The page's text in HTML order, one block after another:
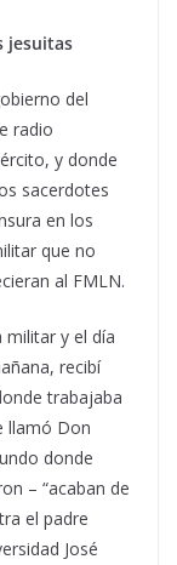
jesuitas
del
radio
y donde
sacerdotes
en los
que no
al FMLN.
militar y el día
recibí
trabajaba
llamó Don
donde
– “acaban de
el padre
José